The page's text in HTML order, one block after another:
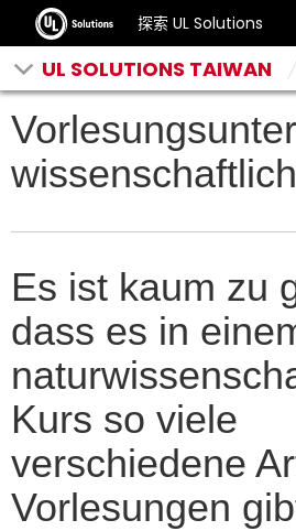
探索 UL Solutions
UL SOLUTIONS TAIWAN
Es ist kaum zu
dass es in
Kurs so viele
verschiedene
Vorlesungen